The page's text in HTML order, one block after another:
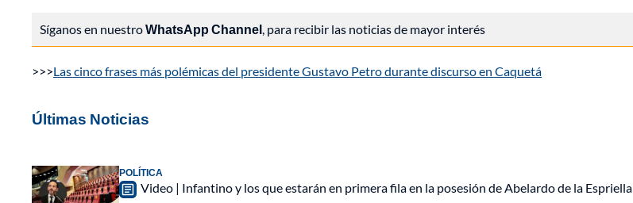
Síganos en nuestroWhatsApp Channel, para recibir las noticias de mayor interés
>>>Las cinco frases más polémicas del presidente Gustavo Petro durante discurso en Caquetá
Últimas Noticias
POLÍTICA
Video | Infantino y los que estarán en primera fila en la posesión de Abelardo de la Espriella